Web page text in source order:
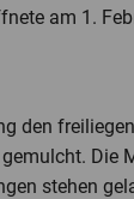
am 1.
den
Die
stehen